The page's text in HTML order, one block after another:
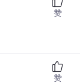
赞
赞